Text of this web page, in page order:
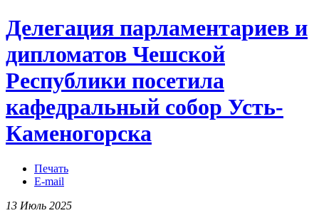
Делегация парламентариев и
дипломатов Чешской
Республики посетила
кафедральный собор Усть-
Каменогорска
Печать
E-mail
13 Июль 2025